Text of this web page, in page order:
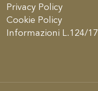
Privacy Policy
Cookie Policy
Informazioni L.124/17